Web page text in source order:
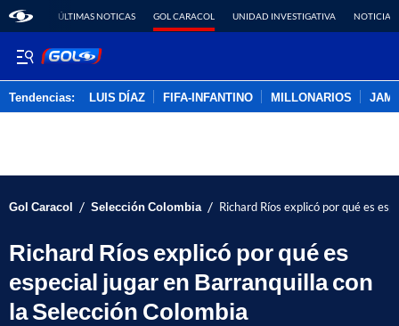
ÚLTIMAS NOTICAS GOL CARACOL UNIDAD INVESTIGATIVA NOTICIAS
Tendencias: LUIS DÍAZ FIFA-INFANTINO MILLONARIOS
Gol Caracol / Selección Colombia / Richard Ríos explicó por qué es
Richard Ríos explicó por qué es
especial jugar en Barranquilla con
la Selección Colombia